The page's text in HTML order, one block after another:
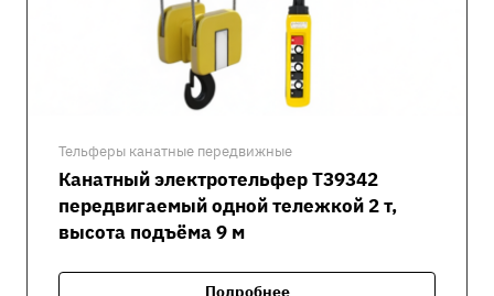
Тельферы канатные передвижные
Канатный электротельфер Т39342
передвигаемый одной тележкой 2 т,
высота подъёма 9 м
Подробнее